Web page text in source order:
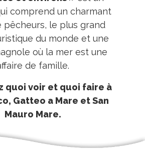
comprend un charmant
pêcheurs, le plus grand
du monde et une
où la mer est une
de famille.
quoi voir et quoi faire à
Gatteo a Mare et San
Mauro Mare.